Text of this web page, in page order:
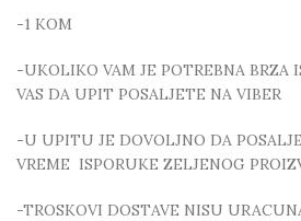
-1 KOM
-UKOLIKO VAM JE POTREBNA BRZA
VAS DA UPIT POSALJETE NA
-U UPITU JE DOVOLJNO DA
VREME ISPORUKE ZELJENOG
-TROSKOVI DOSTAVE NISU